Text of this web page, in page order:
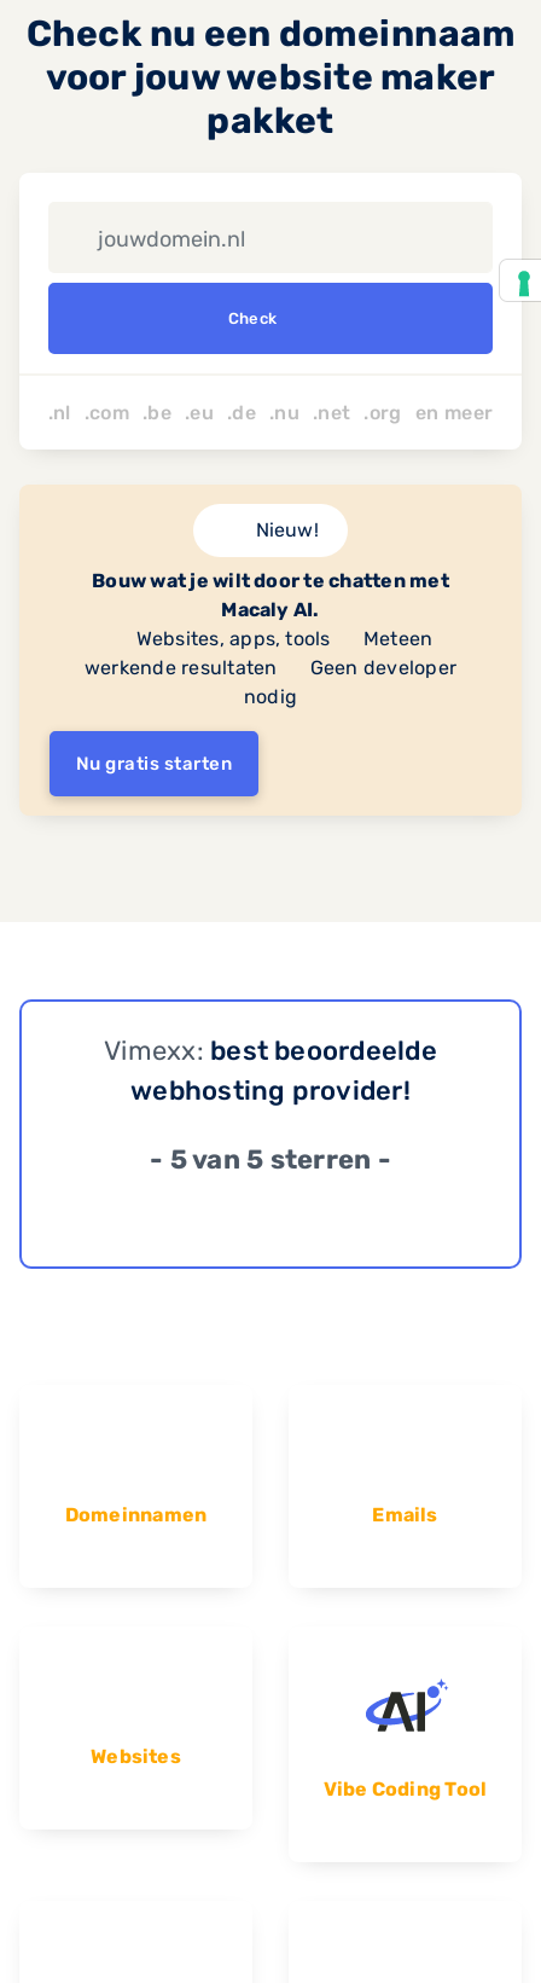
Check nu een domeinnaam
voor jouw website maker
pakket
Check
.nl .com .be .eu .de .nu .net .org en meer
Nieuw!
Bouw wat je wilt door te chatten met
Macaly AI.
Websites, apps, tools
Meteen
werkende resultaten
Geen developer
nodig
Nu gratis starten
Vimexx: best beoordeelde
webhosting provider!
- 5 van 5 sterren -
Domeinnamen Emails
Websites
Vibe Coding Tool